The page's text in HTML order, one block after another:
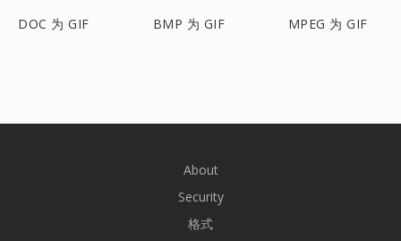
DOC 为 GIF BMP 为 GIF MPEG 为 GIF
About
Security
格式